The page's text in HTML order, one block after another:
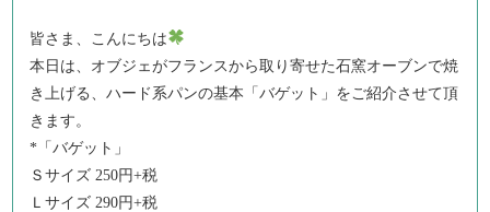
皆さま、こんにちは
本日は、オブジェがフランスから取り寄せた石窯オーブンで焼
き上げる、ハード系パンの基本「バゲット」をご紹介させて頂
きます。
*「バゲット」
Ｓサイズ 250円+税
Ｌサイズ 290円+税